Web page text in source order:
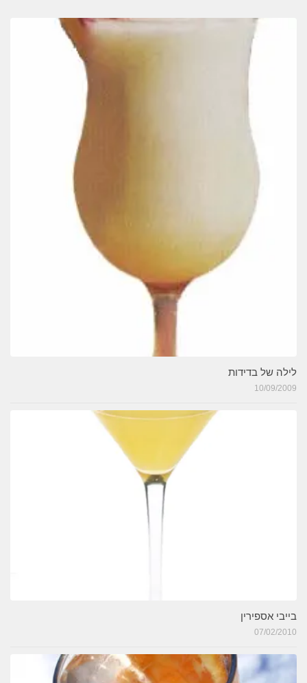
לילה של בדידות
10/09/2009
בייבי אספירין
07/02/2010